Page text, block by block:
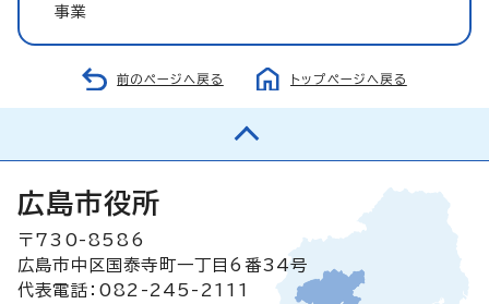
事業
前のページへ戻る トップページへ戻る
広島市役所
〒730-8586
広島市中区国泰寺町一丁目6番34号
代表電話：082-245-2111